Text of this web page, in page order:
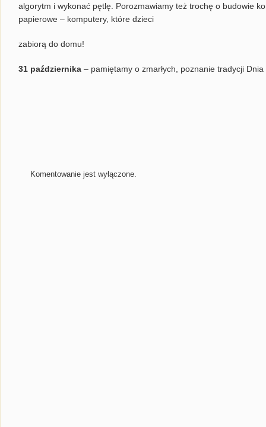
algorytm i wykonać pętlę. Porozmawiamy też trochę o budowie
papierowe – komputery, które dzieci
zabiorą do domu!
31 października – pamiętamy o zmarłych, poznanie tradycji
Komentowanie jest wyłączone.